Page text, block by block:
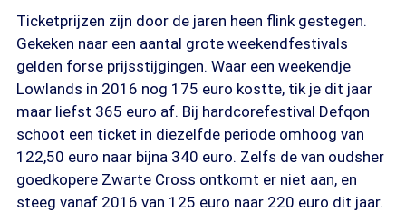
Ticketprijzen zijn door de jaren heen flink gestegen.
Gekeken naar een aantal grote weekendfestivals
gelden forse prijsstijgingen. Waar een weekendje
Lowlands in 2016 nog 175 euro kostte, tik je dit jaar
maar liefst 365 euro af. Bij hardcorefestival Defqon
schoot een ticket in diezelfde periode omhoog van
122,50 euro naar bijna 340 euro. Zelfs de van oudsher
goedkopere Zwarte Cross ontkomt er niet aan, en
steeg vanaf 2016 van 125 euro naar 220 euro dit jaar.